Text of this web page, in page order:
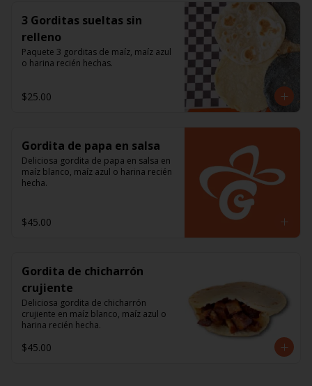
3 Gorditas sueltas sin
relleno
Paquete 3 gorditas de maíz, maíz azul
o harina recién hechas.
$25.00
Gordita de papa en salsa
Deliciosa gordita de papa en salsa en
maíz blanco, maíz azul o harina recién
hecha.
$45.00
Gordita de chicharrón
crujiente
Deliciosa gordita de chicharrón
crujiente en maíz blanco, maíz azul o
harina recién hecha.
$45.00